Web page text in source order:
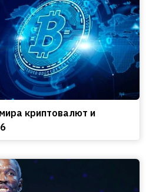
криптовалют и